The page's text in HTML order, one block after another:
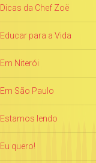
Dicas da Chef Zoë
Educar para a Vida
Em Niterói
Em São Paulo
Estamos lendo
Eu quero!